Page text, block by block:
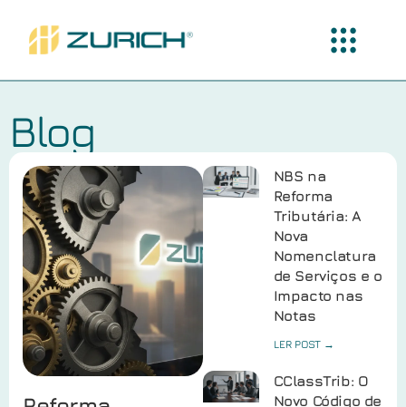
Blog
NBS na
Reforma
Tributária: A
Nova
Nomenclatura
de Serviços e o
Impacto nas
Notas
LER POST →
CClassTrib: O
Novo Código de